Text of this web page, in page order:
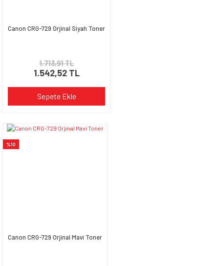
Canon CRG-729 Orjinal Siyah Toner
1.713,91 TL
1.542,52 TL
Sepete Ekle
%10
Canon CRG-729 Orjinal Mavi Toner